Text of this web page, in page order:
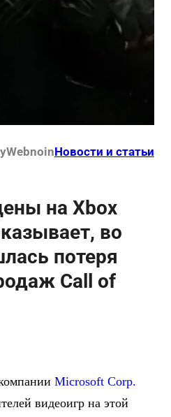
WebnoinНовости и статьи
на Xbox
во
потеря
Call of
Microsoft Corp.
видеоигр на этой